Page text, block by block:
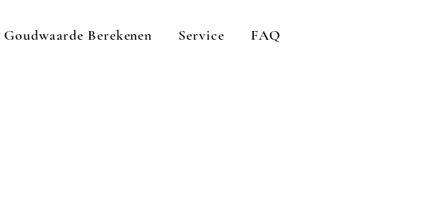
Goudwaarde Berekenen Service FAQ